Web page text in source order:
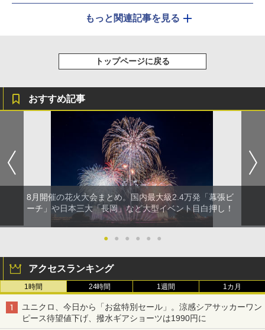
もっと関連記事を見る
トップページに戻る
おすすめ記事
8月開催の花火大会まとめ。国内最大級2.4万発「幕張ビ
ーチ」や日本三大「長岡」など大型イベント目白押し！
● ● ● ● ● ●
アクセスランキング
1時間 24時間 1週間 1カ月
ユニクロ、今日から「お盆特別セール」。涼感シアサッカーワン
ピース待望値下げ、撥水ギアショーツは1990円に